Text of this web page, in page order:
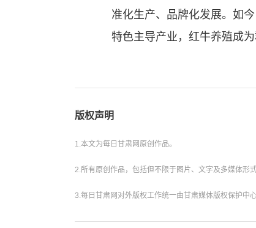
准化生产、品牌化发展。如
特色主导产业，红牛养殖成
版权声明
1.本文为每日甘肃网原创作品。
2.所有原创作品，包括但不限于图片、文字及多媒体形
3.每日甘肃网对外版权工作统一由甘肃媒体版权保护中